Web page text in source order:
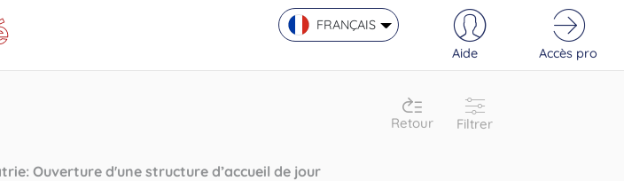
FRANÇAIS
Aide
Accès pro
Retour Filtrer
Ouverture d'une structure d’accueil de jour